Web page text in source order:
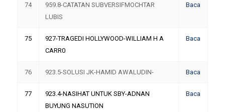
74
959.8-CATATAN SUBVERSIFMOCHTAR
LUBIS
Baca
75
927-TRAGEDI HOLLYWOOD-WILLIAM H A
CARR0
Baca
76 923.5-SOLUSI JK-HAMID AWALUDIN- Baca
77
923.4-NASIHAT UNTUK SBY-ADNAN
BUYUNG NASUTION
Baca